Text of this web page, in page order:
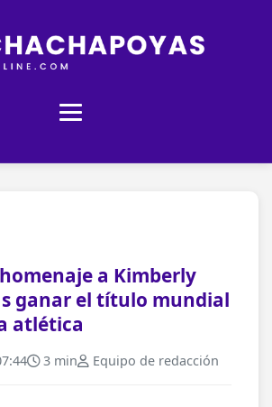
a Kimberly
ganar el título mundial
atlética
3 min Equipo de redacción